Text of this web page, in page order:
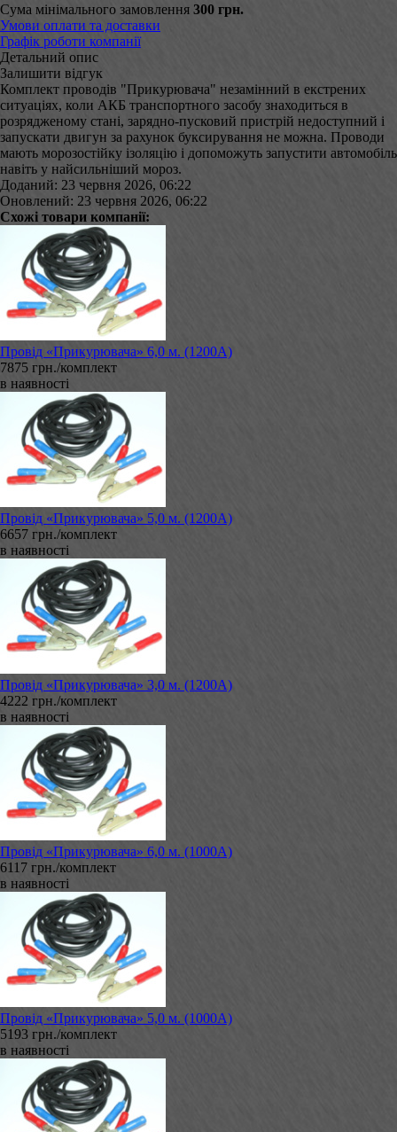
Сума мінімального замовлення 300 грн.
Умови оплати та доставки
Графік роботи компанії
Детальний опис
Залишити відгук
Комплект проводів "Прикурювача" незамінний в екстрених
ситуаціях, коли АКБ транспортного засобу знаходиться в
розрядженому стані, зарядно-пусковий пристрій недоступний і
запускати двигун за рахунок буксирування не можна. Проводи
мають морозостійку ізоляцію і допоможуть запустити автомобіль
навіть у найсильніший мороз.
Доданий: 23 червня 2026, 06:22
Оновлений: 23 червня 2026, 06:22
Схожі товари компанії:
Провід «Прикурювача» 6,0 м. (1200А)
7875 грн./комплект
в наявності
Провід «Прикурювача» 5,0 м. (1200А)
6657 грн./комплект
в наявності
Провід «Прикурювача» 3,0 м. (1200А)
4222 грн./комплект
в наявності
Провід «Прикурювача» 6,0 м. (1000А)
6117 грн./комплект
в наявності
Провід «Прикурювача» 5,0 м. (1000А)
5193 грн./комплект
в наявності